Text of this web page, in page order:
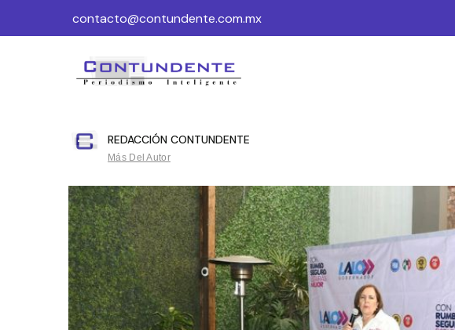
contacto@contundente.com.mx
REDACCIÓN CONTUNDENTE
Más Del Autor